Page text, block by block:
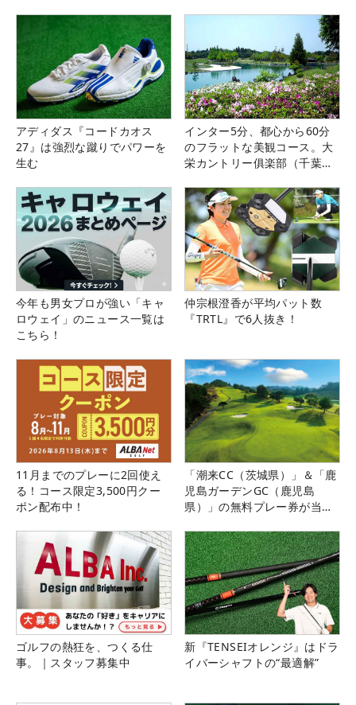
アディダス『コードカオス
27』は強烈な蹴りでパワーを
生む
インター5分、都心から60分
のフラットな美観コース。大
栄カントリー俱楽部（千葉
今年も男女プロが強い「キャ
ロウェイ」のニュース一覧は
こちら！
仲宗根澄香が平均パット数
『TRTL』で6人抜き！
11月までのプレーに2回使え
る！コース限定3,500円クー
ポン配布中！
「潮来CC（茨城県）」＆「鹿
児島ガーデンGC（鹿児島
県）」の無料プレー券が当た
ゴルフの熱狂を、つくる仕
事。｜スタッフ募集中
新『TENSEIオレンジ』はドラ
イバーシャフトの“最適解”